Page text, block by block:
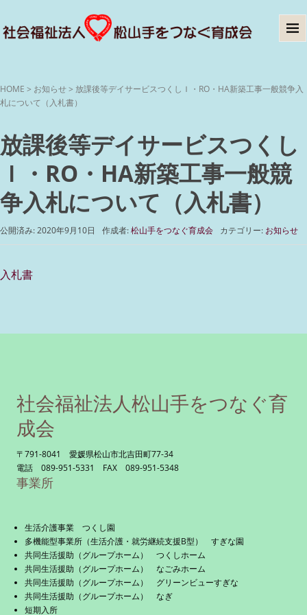
HOME > お知らせ> 放課後等デイサービスつくしＩ・RO・HA新築工事一般競争入
札について（入札書）
放課後等デイサービスつくし
Ｉ・RO・HA新築工事一般競
争入札について（入札書）
公開済み: 2020年9月10日 作成者:松山手をつなぐ育成会 カテゴリー: お知らせ
入札書
社会福祉法人松山手をつなぐ育
成会
〒791-8041 愛媛県松山市北吉田町77-34
電話 089-951-5331 FAX 089-951-5348
事業所
生活介護事業 つくし園
多機能型事業所（生活介護・就労継続支援B型） すぎな園
共同生活援助（グループホーム） つくしホーム
共同生活援助（グループホーム） なごみホーム
共同生活援助（グループホーム） グリーンビューすぎな
共同生活援助（グループホーム） なぎ
短期入所